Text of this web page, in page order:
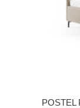
POSTEL